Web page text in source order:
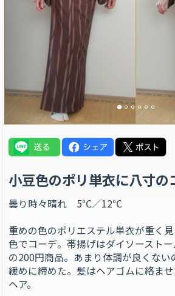
小豆色のポリ単衣に八寸の
曇り時々晴れ 5℃／12℃
重めの色のポリエステル単衣が重く
色でコーデ。帯揚げはダイソースト
の200円商品。あまり体調が良くない
緩めに締めた。髪はヘアゴムに絡ま
ヘア。